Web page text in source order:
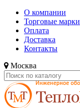
О компании
Торговые марки
Оплата
Доставка
Контакты
Москва